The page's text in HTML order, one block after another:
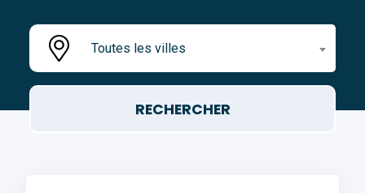
Toutes les villes